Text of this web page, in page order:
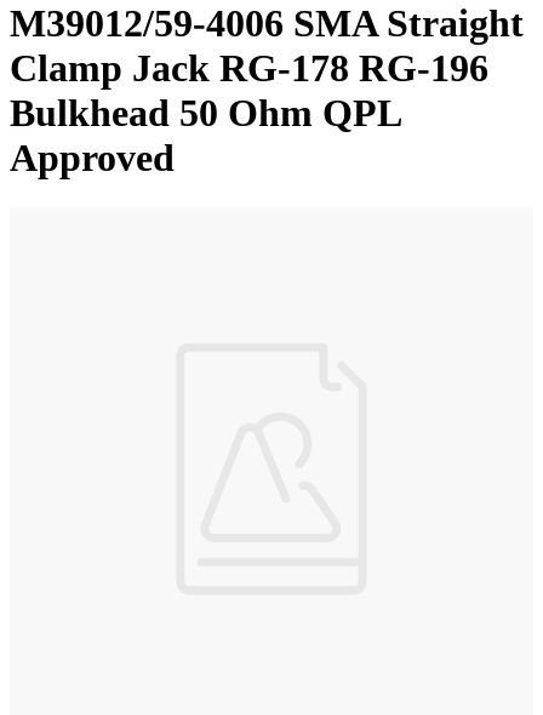
M39012/59-4006 SMA Straight
Clamp Jack RG-178 RG-196
Bulkhead 50 Ohm QPL
Approved